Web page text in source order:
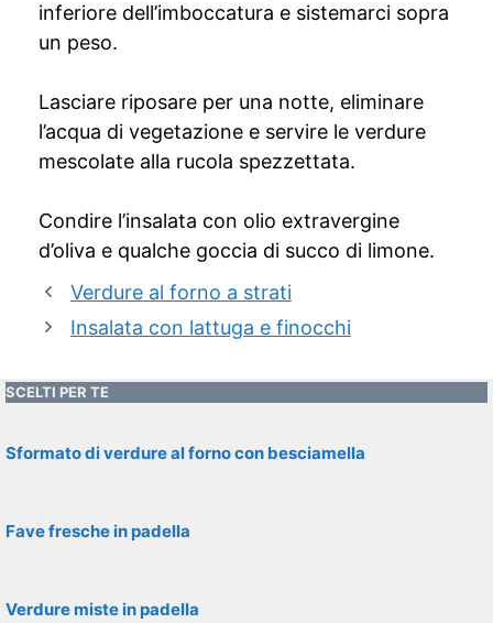
inferiore dell’imboccatura e sistemarci sopra
un peso.
Lasciare riposare per una notte, eliminare
l’acqua di vegetazione e servire le verdure
mescolate alla rucola spezzettata.
Condire l’insalata con olio extravergine
d’oliva e qualche goccia di succo di limone.
Verdure al forno a strati
Insalata con lattuga e finocchi
SCELTI PER TE
Sformato di verdure al forno con besciamella
Fave fresche in padella
Verdure miste in padella